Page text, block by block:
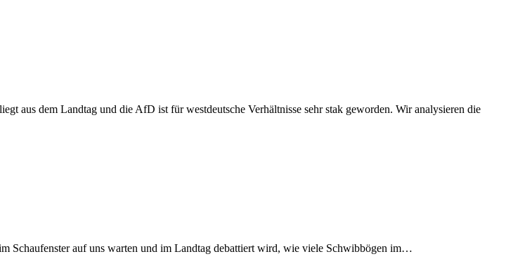
aus dem Landtag und die AfD ist für westdeutsche Verhältnisse sehr stak geworden. Wir analysieren die
Schaufenster auf uns warten und im Landtag debattiert wird, wie viele Schwibbögen im…